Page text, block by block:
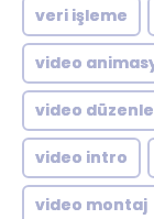
veri işleme
video
video
video intro
video montaj